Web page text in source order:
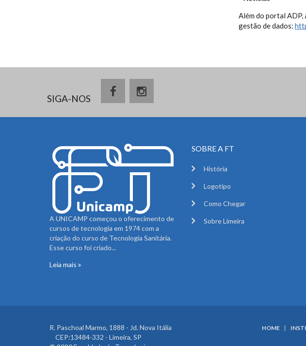
Além do portal ADP,
gestão de dados:
SIGA-NOS
A UNICAMP começou o oferecimento de
cursos de tecnologia em 1974 com a
criação do curso de Tecnologia Sanitária.
Esse curso foi criado...
Leia mais
SOBRE A FT
História
Logotipo
Como Chegar
Sobre Limeira
R. Paschoal Marmo, 1888 - Jd. Nova Itália
CEP:13484-332 - Limeira, SP
HOME